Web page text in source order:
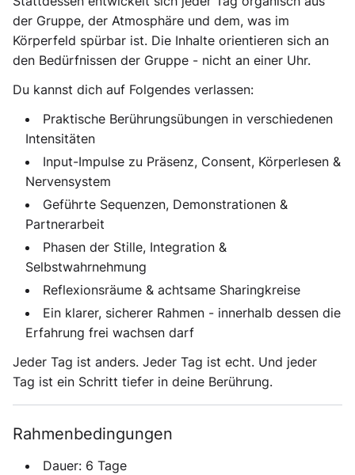
der Gruppe, der Atmosphäre und dem, was im
Körperfeld spürbar ist. Die Inhalte orientieren sich an
den Bedürfnissen der Gruppe - nicht an einer Uhr.
Du kannst dich auf Folgendes verlassen:
Praktische Berührungsübungen in verschiedenen
Intensitäten
Input-Impulse zu Präsenz, Consent, Körperlesen &
Nervensystem
Geführte Sequenzen, Demonstrationen &
Partnerarbeit
Phasen der Stille, Integration &
Selbstwahrnehmung
Reflexionsräume & achtsame Sharingkreise
Ein klarer, sicherer Rahmen - innerhalb dessen die
Erfahrung frei wachsen darf
Jeder Tag ist anders. Jeder Tag ist echt. Und jeder
Tag ist ein Schritt tiefer in deine Berührung.
Rahmenbedingungen
Dauer: 6 Tage